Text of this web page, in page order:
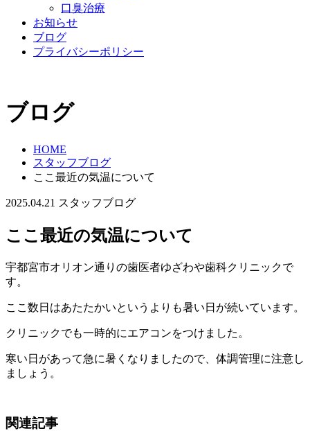
口臭治療
お知らせ
ブログ
プライバシーポリシー
ブログ
HOME
スタッフブログ
ここ最近の気温について
2025.04.21 スタッフブログ
ここ最近の気温について
宇都宮市オリオン通りの歯医者ゆざわや歯科クリニックで
す。
ここ数日はあたたかいというよりも暑い日が続いています。
クリニックでも一時的にエアコンをつけました。
寒い日があって急に暑くなりましたので、体調管理に注意し
ましょう。
関連記事